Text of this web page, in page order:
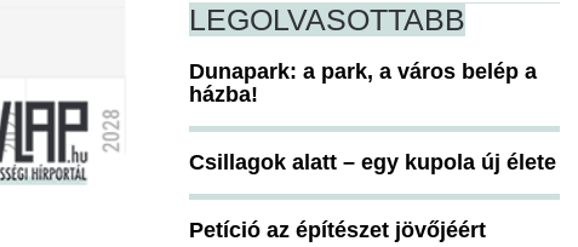
LEGOLVASOTTABB
Dunapark: a park, a város belép a
házba!
Csillagok alatt – egy kupola új élete
Petíció az építészet jövőjéért